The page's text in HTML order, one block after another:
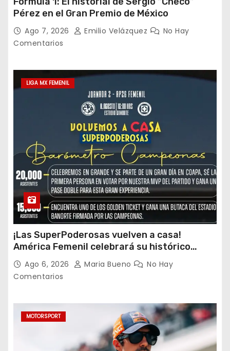
Pérez en el Gran Premio de México
Ago 7, 2026 Emilio Velázquez
No Hay
Comentarios
LIGA MX FEMENIL
¡Las SuperPoderosas vuelven a casa!
América Femenil celebrará su histórico
triplete con una auténtica fiesta ante Cruz
Azul
Ago 6, 2026 Maria Bueno
No Hay
Comentarios
MOTORSPORT